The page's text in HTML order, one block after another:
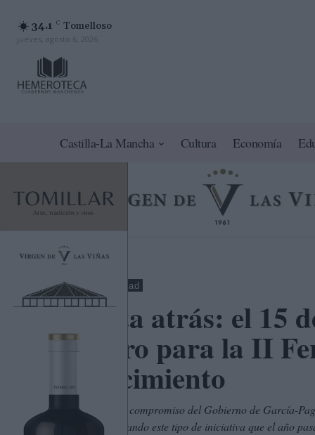
34.1 C Tomelloso
jueves, agosto 6, 2026
Castilla-La Mancha Cultura Economía
Toledo Sociedad
Cuenta atrás: el 15
registro para la II
Conocimiento
Esta feria fue un compromiso del Gobierno de García-
de seguir impulsando este tipo de iniciativa que el año